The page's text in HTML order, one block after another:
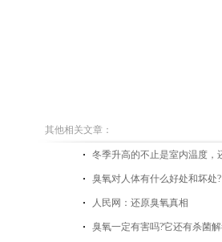
其他相关文章：
冬季升高的不止是室内温度，
臭氧对人体有什么好处和坏处?
人民网：还原臭氧真相
臭氧一定有害吗?它还有杀菌